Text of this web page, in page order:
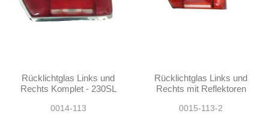
Rücklichtglas Links und
Rechts Komplet - 230SL
1138260252 -
0014-113
Rücklichtglas Links und
Rechts mit Reflektoren
280SL W113 -...
0015-113-2